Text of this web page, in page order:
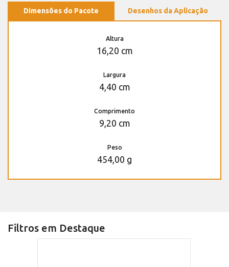
Dimensões do Pacote Desenhos da Aplicação
Altura
16,20 cm
Largura
4,40 cm
Comprimento
9,20 cm
Peso
454,00 g
Filtros em Destaque